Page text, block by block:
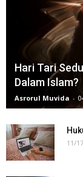
Hari Tari
Dalam Islam?
Asrorul Muvida -
11/